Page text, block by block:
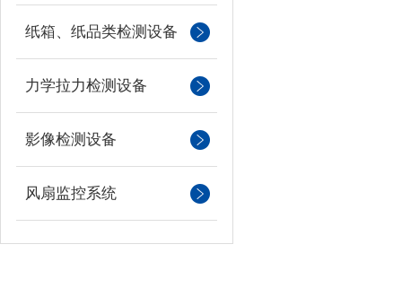
纸箱、纸品类检测设备
力学拉力检测设备
影像检测设备
风扇监控系统